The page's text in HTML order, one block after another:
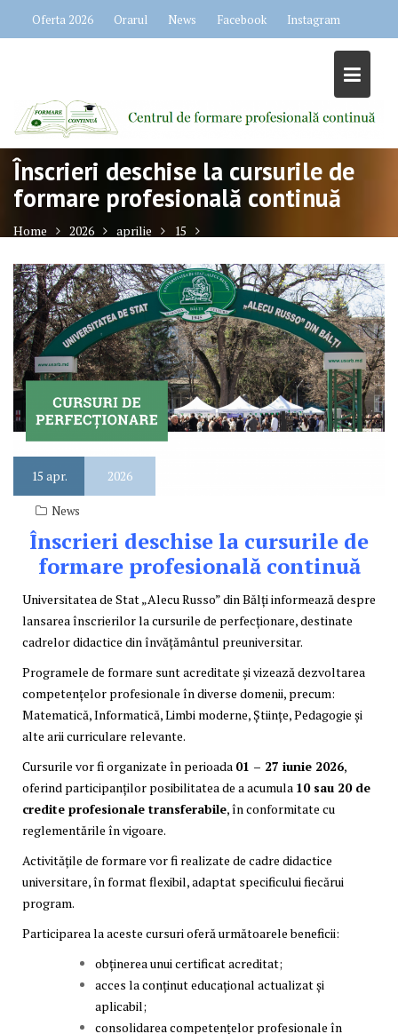
Oferta 2026 Orarul News Facebook Instagram
Înscrieri deschise la cursurile de
formare profesională continuă
Home 2026 aprilie
15
15 apr. 2026
News
Înscrieri deschise la cursurile de
formare profesională continuă
Universitatea de Stat „Alecu Russo” din Bălți informează despre
lansarea înscrierilor la cursurile de perfecționare, destinate
cadrelor didactice din învățământul preuniversitar.
Programele de formare sunt acreditate și vizează dezvoltarea
competențelor profesionale în diverse domenii, precum:
Matematică, Informatică, Limbi moderne, Științe, Pedagogie și
alte arii curriculare relevante.
Cursurile vor fi organizate în perioada 01 – 27 iunie 2026,
oferind participanților posibilitatea de a acumula 10 sau 20 de
credite profesionale transferabile, în conformitate cu
reglementările în vigoare.
Activitățile de formare vor fi realizate de cadre didactice
universitare, în format flexibil, adaptat specificului fiecărui
program.
Participarea la aceste cursuri oferă următoarele beneficii:
obținerea unui certificat acreditat;
acces la conținut educațional actualizat și
aplicabil;
consolidarea competențelor profesionale în